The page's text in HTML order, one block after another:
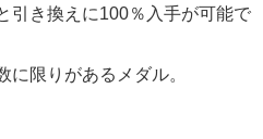
引き換えに100％入手が可能で
に限りがあるメダル。